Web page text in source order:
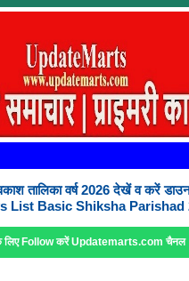
तालिका वर्ष 2026 देखें व करें
List Basic Shiksha Parishad
लिए Follow करें Updatemarts.com चैनल